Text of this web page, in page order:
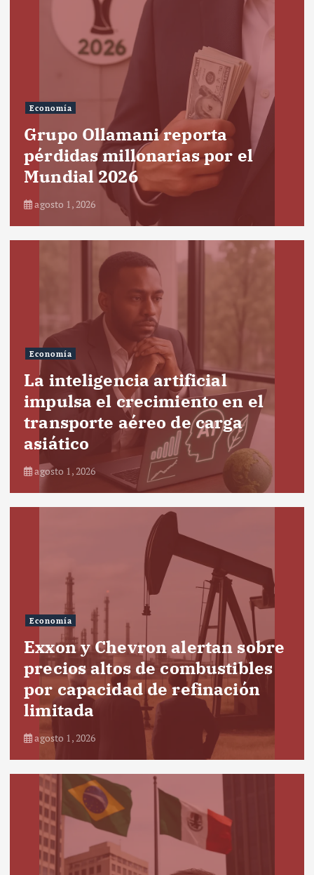
Economía
Grupo Ollamani reporta
pérdidas millonarias por el
Mundial 2026
agosto 1, 2026
Economía
La inteligencia artificial
impulsa el crecimiento en el
transporte aéreo de carga
asiático
agosto 1, 2026
Economía
Exxon y Chevron alertan sobre
precios altos de combustibles
por capacidad de refinación
limitada
agosto 1, 2026